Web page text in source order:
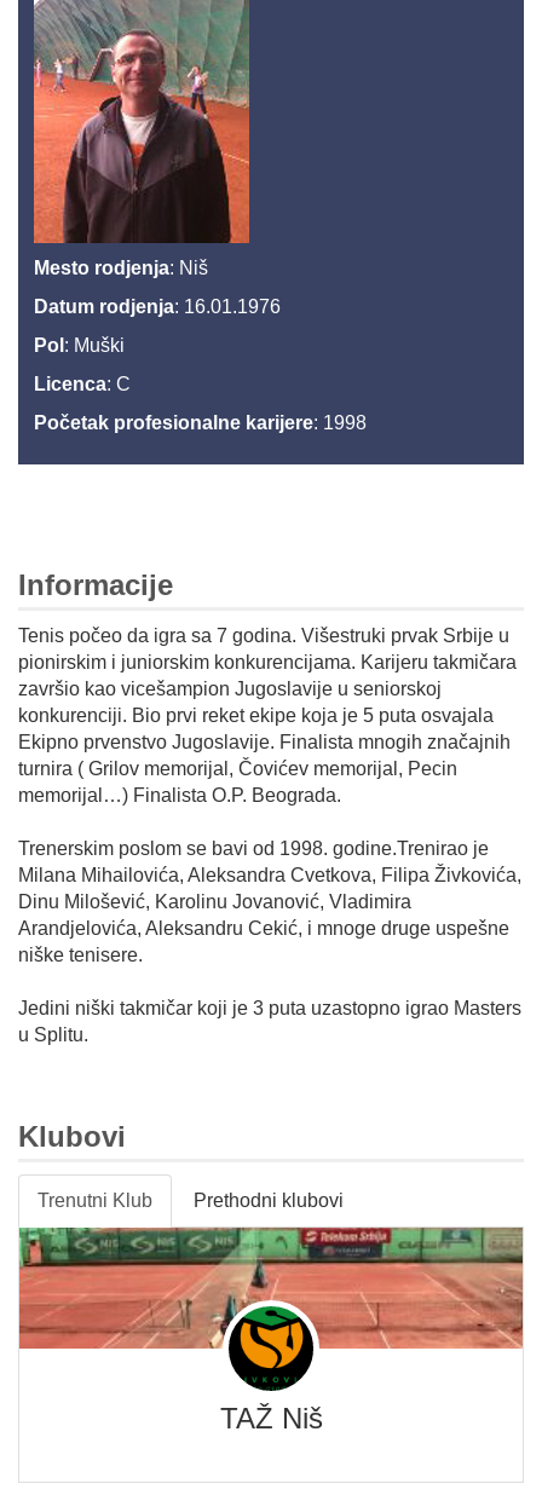
Mesto rodjenja: Niš
Datum rodjenja: 16.01.1976
Pol : Muški
Licenca: C
Početak profesionalne karijere: 1998
Informacije
Tenis počeo da igra sa 7 godina. Višestruki prvak Srbije u
pionirskim i juniorskim konkurencijama. Karijeru takmičara
završio kao vicešampion Jugoslavije u seniorskoj
konkurenciji. Bio prvi reket ekipe koja je 5 puta osvajala
Ekipno prvenstvo Jugoslavije. Finalista mnogih značajnih
turnira ( Grilov memorijal, Čovićev memorijal, Pecin
memorijal…) Finalista O.P. Beograda.
Trenerskim poslom se bavi od 1998. godine.Trenirao je
Milana Mihailovića, Aleksandra Cvetkova, Filipa Živkovića,
Dinu Milošević, Karolinu Jovanović, Vladimira
Arandjelovića, Aleksandru Cekić, i mnoge druge uspešne
niške tenisere.
Jedini niški takmičar koji je 3 puta uzastopno igrao Masters
u Splitu.
Klubovi
Trenutni Klub Prethodni klubovi
TAŽ Niš